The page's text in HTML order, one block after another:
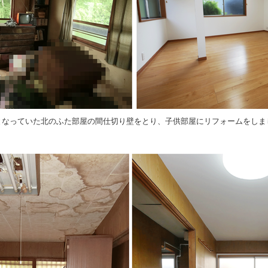
っていた北のふた部屋の間仕切り壁をとり、子供部屋にリフォームをし